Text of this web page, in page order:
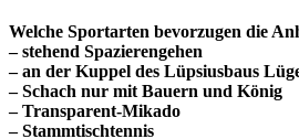
Welche Sportarten bevorzugen die
– stehend Spazierengehen
– an der Kuppel des Lüpsiusbaus
– Schach nur mit Bauern und König
– Transparent-Mikado
– Stammtischtennis